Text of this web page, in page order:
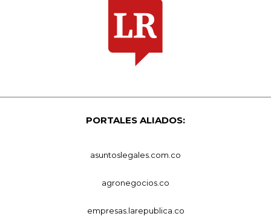
PORTALES ALIADOS:
asuntoslegales.com.co
agronegocios.co
empresas.larepublica.co